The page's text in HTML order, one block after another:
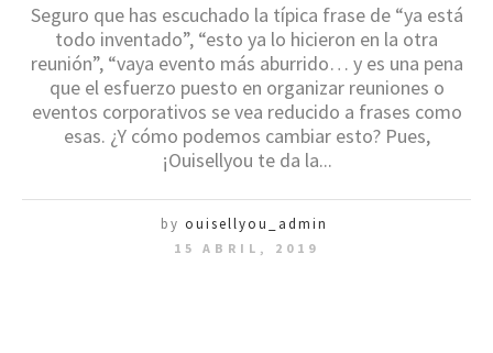
Seguro que has escuchado la típica frase de “ya está
todo inventado”, “esto ya lo hicieron en la otra
reunión”, “vaya evento más aburrido… y es una pena
que el esfuerzo puesto en organizar reuniones o
eventos corporativos se vea reducido a frases como
esas. ¿Y cómo podemos cambiar esto? Pues,
¡Ouisellyou te da la...
by ouisellyou_admin
15 ABRIL, 2019